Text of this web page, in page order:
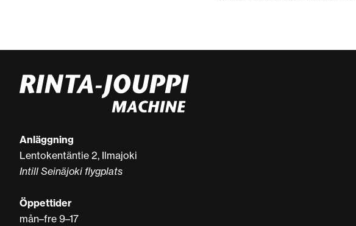
Anläggning
Lentokentäntie 2, Ilmajoki
Intill Seinäjoki flygplats
Öppettider
mån–fre 9–17